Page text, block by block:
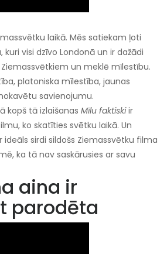
laikā. Mēs satiekam ļoti
kuri visi dzīvo Londonā un ir dažādi
un meklē mīlestību.
platoniska mīlestība, jaunas
savienojumu.
kopš tā izlaišanas Mīlu faktiskiir
ko skatīties svētku laikā. Un
sirdi sildošs Ziemassvētku filma
ka tā nav saskārusies ar savu
aina ir
parodēta